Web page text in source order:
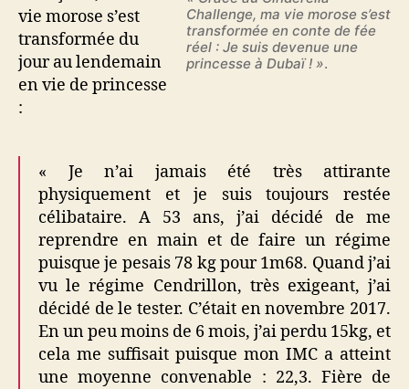
Challenge, ma vie morose s’est
transformée en conte de fée
réel : Je suis devenue une
princesse à Dubaï ! ».
vie morose s’est
transformée du
jour au lendemain
en vie de princesse
:
« Je n’ai jamais été très attirante
physiquement et je suis toujours restée
célibataire. A 53 ans, j’ai décidé de me
reprendre en main et de faire un régime
puisque je pesais 78 kg pour 1m68. Quand j’ai
vu le régime Cendrillon, très exigeant, j’ai
décidé de le tester. C’était en novembre 2017.
En un peu moins de 6 mois, j’ai perdu 15kg, et
cela me suffisait puisque mon IMC a atteint
une moyenne convenable : 22,3. Fière de